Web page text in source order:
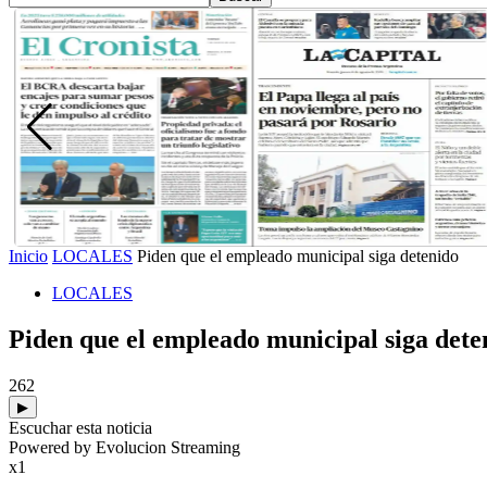
Inicio LOCALES Piden que el empleado municipal siga detenido
LOCALES
Piden que el empleado municipal siga
262
▶
Escuchar esta noticia
Powered by Evolucion Streaming
x1